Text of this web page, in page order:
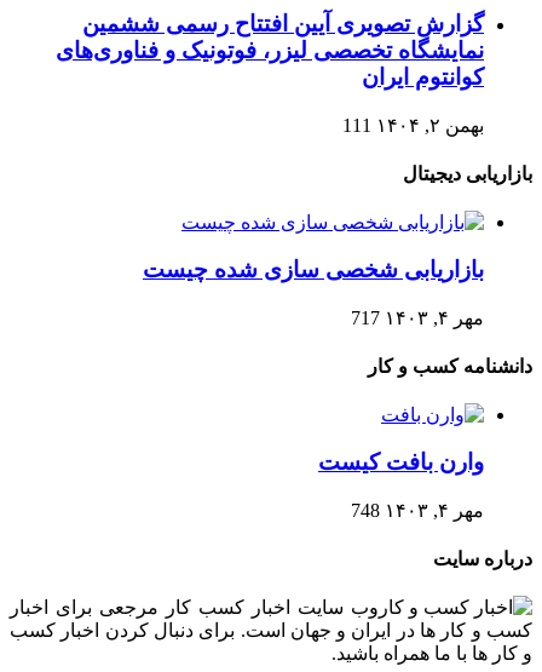
گزارش تصویری آیین افتتاح رسمی ششمین
نمایشگاه تخصصی لیزر، فوتونیک و فناوری‌های
کوانتوم ایران
بهمن ۲, ۱۴۰۴ 111
بازاریابی دیجیتال
بازاریابی شخصی سازی شده چیست
مهر ۴, ۱۴۰۳ 717
دانشنامه کسب و کار
وارن بافت کیست
مهر ۴, ۱۴۰۳ 748
درباره سایت
وب سایت اخبار کسب کار مرجعی برای اخبار
کسب و کار ها در ایران و جهان است. برای دنبال کردن اخبار کسب
و کار ها با ما همراه باشید.